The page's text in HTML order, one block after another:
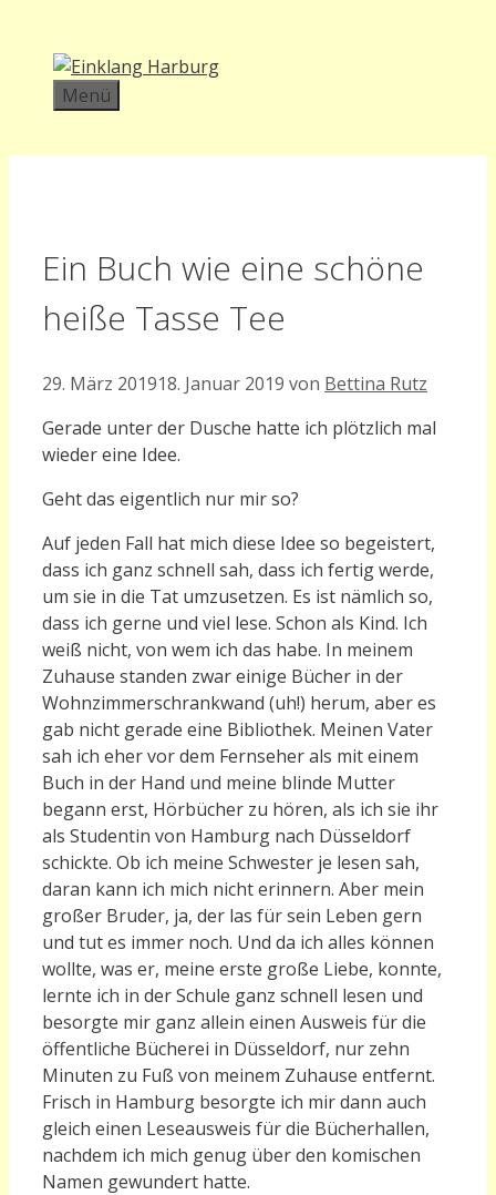
Inhalt
springen
Menü
Ein Buch wie eine schöne
heiße Tasse Tee
29. März 201918. Januar 2019 von Bettina Rutz
Gerade unter der Dusche hatte ich plötzlich mal
wieder eine Idee.
Geht das eigentlich nur mir so?
Auf jeden Fall hat mich diese Idee so begeistert,
dass ich ganz schnell sah, dass ich fertig werde,
um sie in die Tat umzusetzen. Es ist nämlich so,
dass ich gerne und viel lese. Schon als Kind. Ich
weiß nicht, von wem ich das habe. In meinem
Zuhause standen zwar einige Bücher in der
Wohnzimmerschrankwand (uh!) herum, aber es
gab nicht gerade eine Bibliothek. Meinen Vater
sah ich eher vor dem Fernseher als mit einem
Buch in der Hand und meine blinde Mutter
begann erst, Hörbücher zu hören, als ich sie ihr
als Studentin von Hamburg nach Düsseldorf
schickte. Ob ich meine Schwester je lesen sah,
daran kann ich mich nicht erinnern. Aber mein
großer Bruder, ja, der las für sein Leben gern
und tut es immer noch. Und da ich alles können
wollte, was er, meine erste große Liebe, konnte,
lernte ich in der Schule ganz schnell lesen und
besorgte mir ganz allein einen Ausweis für die
öffentliche Bücherei in Düsseldorf, nur zehn
Minuten zu Fuß von meinem Zuhause entfernt.
Frisch in Hamburg besorgte ich mir dann auch
gleich einen Leseausweis für die Bücherhallen,
nachdem ich mich genug über den komischen
Namen gewundert hatte.